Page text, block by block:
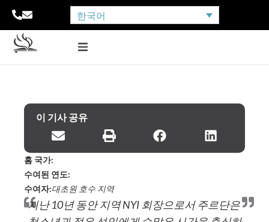
한국어
이 기사 공유
홈 국가:
수여된 연도:
수여자:대초원 호수 지역
지난 10년 동안 지역 NYI 회장으로서 주르단은